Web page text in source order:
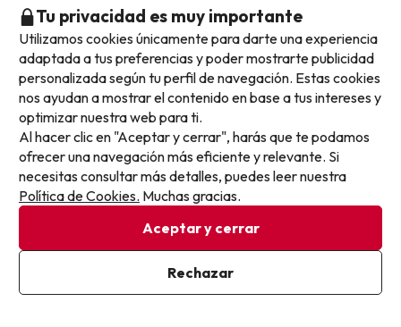
Hoteles con toboganes
Selección de la Newsletter
Los favoritos de nuestros clientes
Vacaciones en Noviembre
Métodos de pago disponibles
Condiciones generales
Política de cookies
Viajes para ti S.L.U. Copyright © Buscounchollo.com 2010 -
Tu privacidad es muy importante
Utilizamos cookies únicamente para darte una experiencia
adaptada a tus preferencias y poder mostrarte publicidad
personalizada según tu perfil de navegación. Estas cookies
nos ayudan a mostrar el contenido en base a tus intereses y
optimizar nuestra web para ti.
Al hacer clic en "Aceptar y cerrar", harás que te podamos
ofrecer una navegación más eficiente y relevante. Si
necesitas consultar más detalles, puedes leer nuestra
Política de Cookies. Muchas gracias.
Aceptar y cerrar
Rechazar